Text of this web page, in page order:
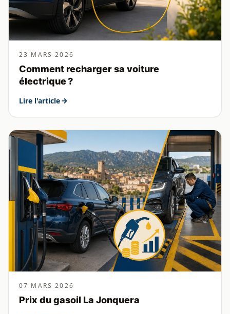
23 MARS 2026
Comment recharger sa voiture
électrique ?
Lire l'article
07 MARS 2026
Prix du gasoil La Jonquera